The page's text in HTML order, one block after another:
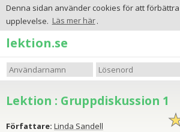
Denna sidan använder cookies för att
upplevelse. Läs mer här.
lektion.se
Lektion : Gruppdiskussion 1
Författare: Linda Sandell